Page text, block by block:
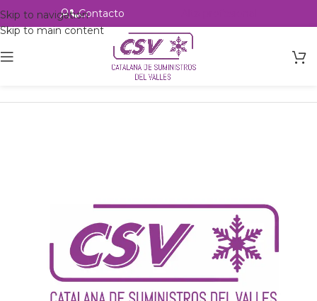
Skip to navigation
Skip to main content
Contacto
csvalles